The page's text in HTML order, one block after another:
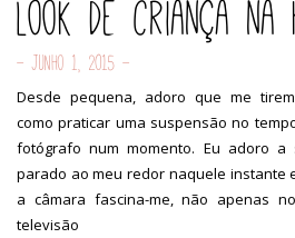
Look de criança na
- Junho 1, 2015 -
Desde pequena, adoro que me
como praticar uma suspensão no
fotógrafo num momento. Eu adoro
parado ao meu redor naquele instante
a câmara fascina-me, não apenas
televisão